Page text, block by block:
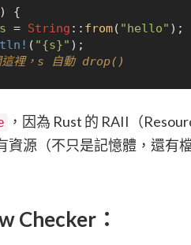
{
s = String :: from( "hello" );
( "{s}" );
裡，s 自動 drop()
，因為 Rust 的 RAII（
資源（不只是記憶體，還有
Checker：